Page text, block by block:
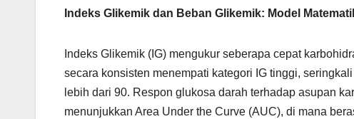
Indeks Glikemik dan Beban Glikemik: Model
Indeks Glikemik (IG) mengukur seberapa cepat
secara konsisten menempati kategori IG tinggi,
lebih dari 90. Respon glukosa darah terhadap asupan
menunjukkan Area Under the Curve (AUC), di mana